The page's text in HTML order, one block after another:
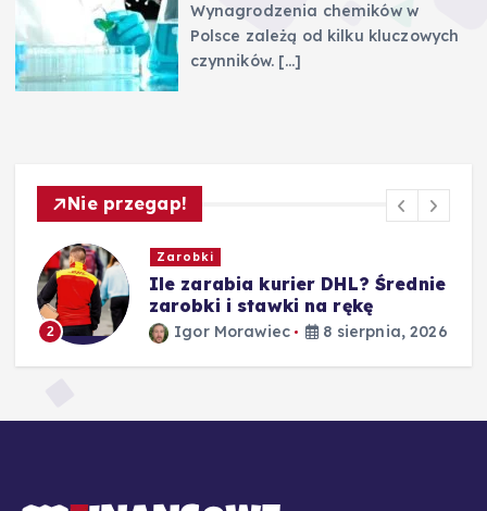
Wynagrodzenia chemików w
Polsce zależą od kilku kluczowych
czynników. […]
Nie przegap!
Zarobki
Ile zarabia nauczyciel
matematyki – średnie zarobki
według stażu